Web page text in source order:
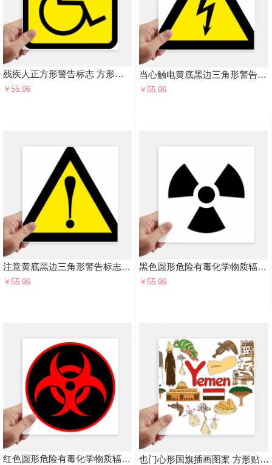
残疾人正方形警告标志 方形贴纸20cm摩托电脑贴画旅行箱装饰4片
￥55.96
当心触电黄底黑边三角形警告标志 方形贴纸20cm摩托电脑贴画旅行箱装饰4片
￥55.96
注意黄底黑边三角形警告标志 方形贴纸20cm摩托电脑贴画旅行箱装饰4片
￥55.96
黑色圆形危险有毒化学物质辐射标志 方形贴纸20cm摩托电脑贴画旅行箱装饰4片
￥55.96
红色圆形危险有毒化学物质辐射标志 方形贴纸20cm摩托电脑贴画旅行箱装饰4片 也门心形国旗插画图案 方形贴纸20cm摩托电脑贴画旅行箱装饰4片